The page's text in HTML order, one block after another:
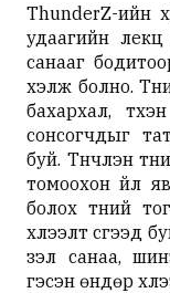
ThunderZ-ийн
удаагийн лекц
санааг
хэлж болно.
бахархал,
сонсогчдыг
буй. Түүнчлэн
томоохон үйл
болох түүний
хүлээлт үүсгээд
үзэл санаа,
гэсэн өндөр